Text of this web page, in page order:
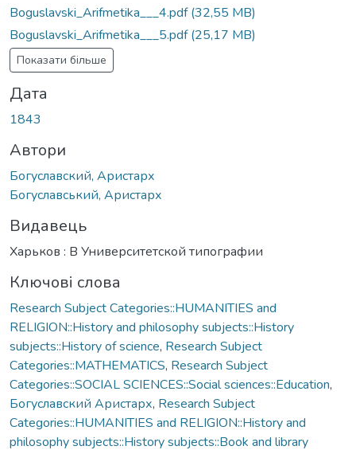
Boguslavski_Arifmetika___4.pdf(32,55 MB)
Boguslavski_Arifmetika___5.pdf(25,17 MB)
Показати більше
Дата
1843
Автори
Богуславский, Аристарх
Богуславський, Аристарх
Видавець
Харьков : В Университетской типографии
Ключові слова
Research Subject Categories::HUMANITIES and
RELIGION::History and philosophy subjects::History
subjects::History of science, Research Subject
Categories::MATHEMATICS, Research Subject
Categories::SOCIAL SCIENCES::Social sciences::Education,
Богуславский Аристарх, Research Subject
Categories::HUMANITIES and RELIGION::History and
philosophy subjects::History subjects::Book and library